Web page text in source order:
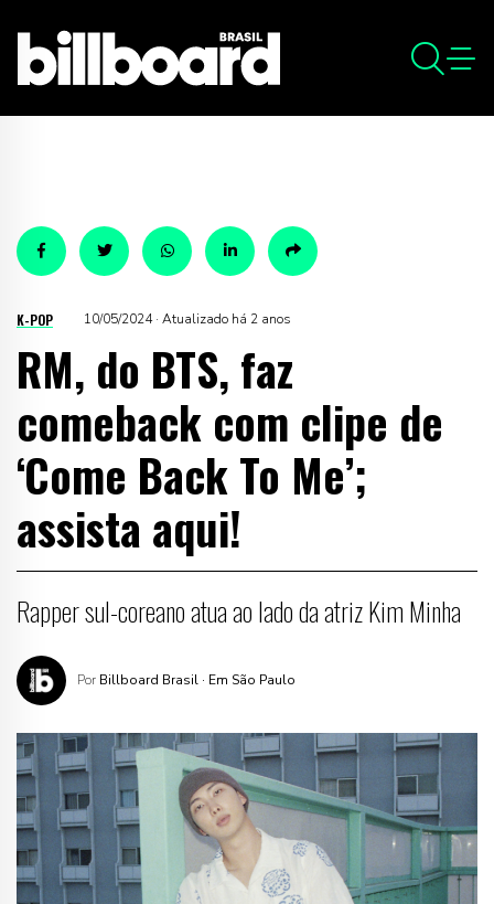
K-POP 10/05/2024 · Atualizado há 2 anos
RM, do BTS, faz
comeback com clipe de
‘Come Back To Me’;
assista aqui!
Rapper sul-coreano atua ao lado da atriz Kim Minha
Por Billboard Brasil · Em São Paulo